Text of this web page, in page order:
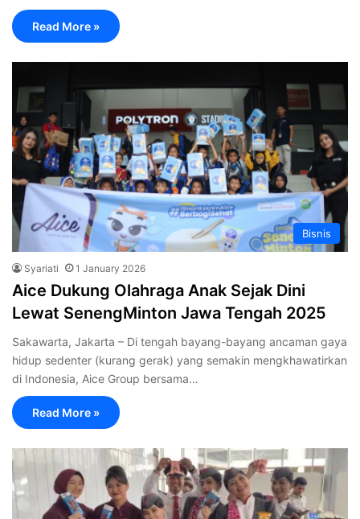
Read More »
Bisnis
Syariati 1 January 2026
Aice Dukung Olahraga Anak Sejak Dini
Lewat SenengMinton Jawa Tengah 2025
Sakawarta, Jakarta – Di tengah bayang-bayang ancaman gaya
hidup sedenter (kurang gerak) yang semakin mengkhawatirkan
di Indonesia, Aice Group bersama…
Read More »